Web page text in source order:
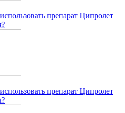
препарат Ципролет
препарат Ципролет